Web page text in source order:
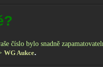
číslo bylo snadně
WG Aukce.